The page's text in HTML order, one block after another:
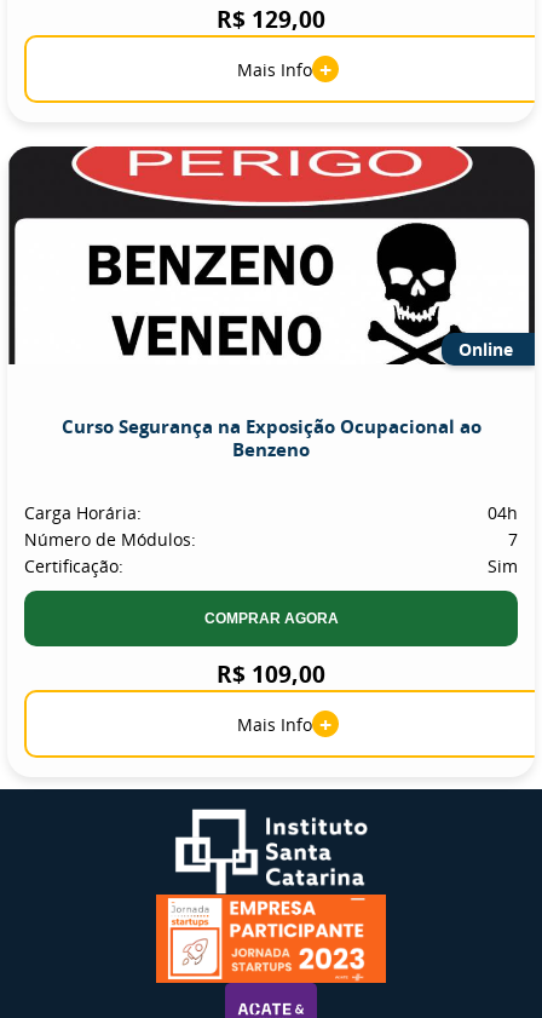
R$ 129,00
Mais Info +
Online
Curso Segurança na Exposição Ocupacional ao
Benzeno
Carga Horária:
04h
Número de Módulos:
7
Certificação:
Sim
COMPRAR AGORA
R$ 109,00
Mais Info +